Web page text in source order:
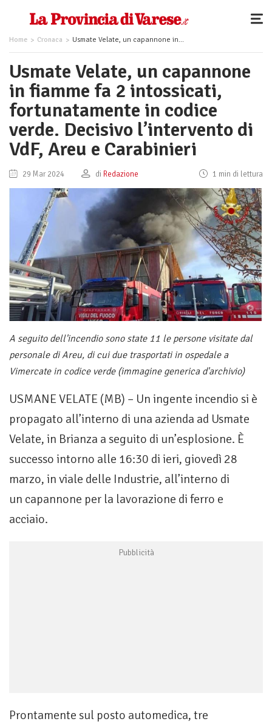
Home Cronaca Usmate Velate, un capannone in fiamme fa 2 intossicati, fortunatamente in codice verde. Decisivo l’intervento di VdF, Areu e Carabinieri
Usmate Velate, un capannone
in fiamme fa 2 intossicati,
fortunatamente in codice
verde. Decisivo l’intervento di
VdF, Areu e Carabinieri
29 Mar 2024 di Redazione 1 min di lettura
A seguito dell'incendio sono state 11 le persone visitate dal
personale di Areu, di cui due trasportati in ospedale a
Vimercate in codice verde (immagine generica d'archivio)
USMANE VELATE (MB) – Un ingente incendio si è
propagato all’interno di una azienda ad Usmate
Velate, in Brianza a seguito di un’esplosione. È
successo intorno alle 16:30 di ieri, giovedì 28
marzo, in viale delle Industrie, all’interno di
un capannone per la lavorazione di ferro e
acciaio.
Prontamente sul posto automedica, tre